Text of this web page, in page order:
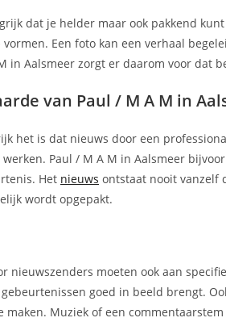
dat je helder maar ook pakkend
Een foto kan een verhaal
in Aalsmeer zorgt er daarom voor dat
van Paul / M A M in
het is dat nieuws door een
Paul / M A M in Aalsmeer
Het nieuws ontstaat nooit vanzelf
wordt opgepakt.
nieuwszenders moeten ook aan
goed in beeld brengt.
Muziek of een